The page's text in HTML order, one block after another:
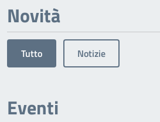
Novità
Tutto Notizie
Eventi